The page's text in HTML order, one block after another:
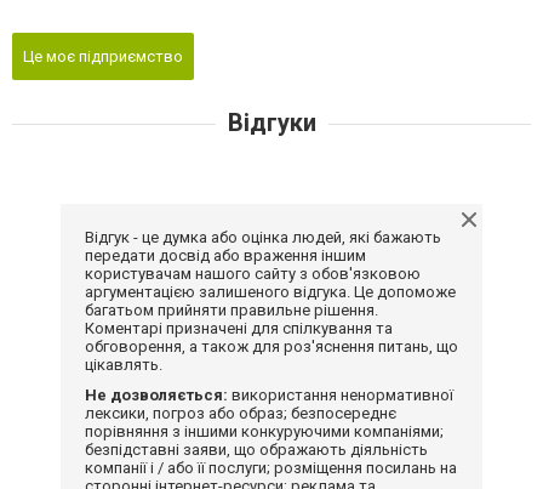
Це моє підприємство
Відгуки
Відгук - це думка або оцінка людей, які бажають
передати досвід або враження іншим
користувачам нашого сайту з обов'язковою
аргументацією залишеного відгука. Це допоможе
багатьом прийняти правильне рішення.
Коментарі призначені для спілкування та
обговорення, а також для роз'яснення питань, що
цікавлять.
Не дозволяється: використання ненормативної
лексики, погроз або образ; безпосереднє
порівняння з іншими конкуруючими компаніями;
безпідставні заяви, що ображають діяльність
компанії і / або її послуги; розміщення посилань на